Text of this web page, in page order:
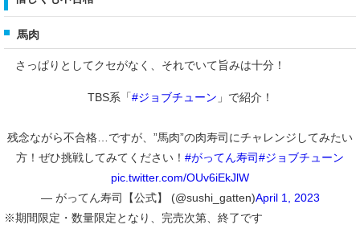
馬肉
さっぱりとしてクセがなく、それでいて旨みは十分！
TBS系「#ジョブチューン 」で紹介！
残念ながら不合格…ですが、”馬肉”の肉寿司にチャレンジしてみたい
方！ぜひ挑戦してみてください！ #がってん寿司#ジョブチューン
pic.twitter.com/OUv6iEkJlW
— がってん寿司【公式】 (@sushi_gatten)April 1, 2023
※期間限定・数量限定となり、完売次第、終了です